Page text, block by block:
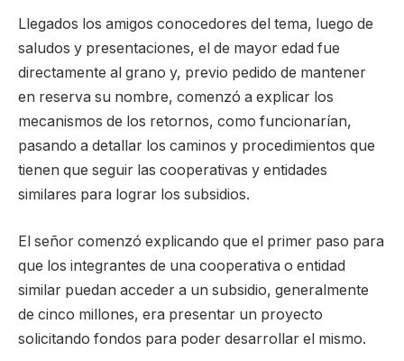
Llegados los amigos conocedores del tema, luego de
saludos y presentaciones, el de mayor edad fue
directamente al grano y, previo pedido de mantener
en reserva su nombre, comenzó a explicar los
mecanismos de los retornos, como funcionarían,
pasando a detallar los caminos y procedimientos que
tienen que seguir las cooperativas y entidades
similares para lograr los subsidios.
El señor comenzó explicando que el primer paso para
que los integrantes de una cooperativa o entidad
similar puedan acceder a un subsidio, generalmente
de cinco millones, era presentar un proyecto
solicitando fondos para poder desarrollar el mismo.